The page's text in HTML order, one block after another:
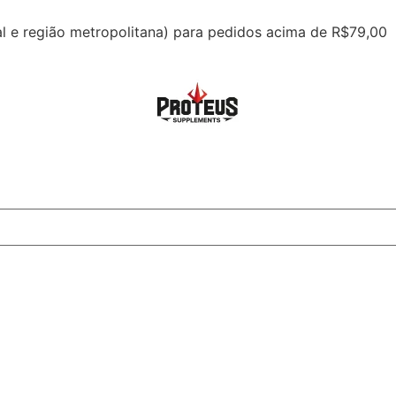
região metropolitana) para pedidos acima de R$79,00